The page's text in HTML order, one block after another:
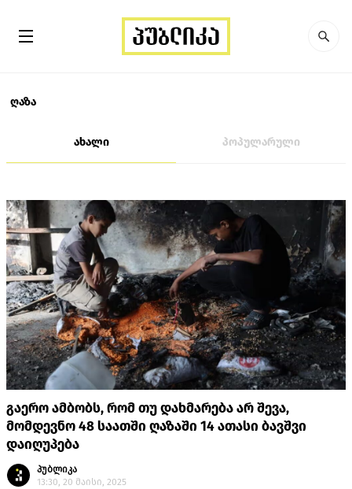
ღაზა
ახალი პოპულარული
გაერო ამბობს, რომ თუ დახმარება არ შევა,
მომდევნო 48 საათში ღაზაში 14 ათასი ბავშვი
დაიღუპება
პუბლიკა
13:30, 20 მაისი, 2025